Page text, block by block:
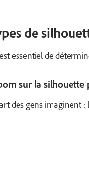
de
essentiel de
sur la silhouette
des gens imaginent